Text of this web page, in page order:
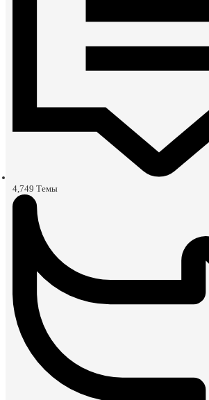
4,749 Темы